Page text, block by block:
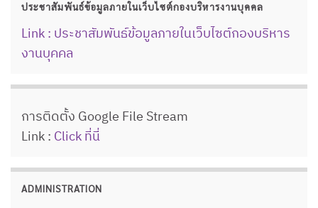
ประชาสัมพันธ์ข้อมูลภายในเว็บไซต์กองบริหารงานบุคคล
Link : ประชาสัมพันธ์ข้อมูลภายในเว็บไซต์กองบริหาร
งานบุคคล
การติดตั้ง Google File Stream
Link : Click ที่นี่
ADMINISTRATION